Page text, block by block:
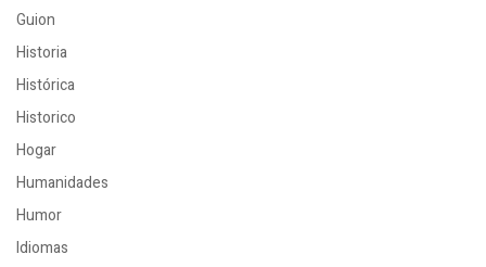
Guion
Historia
Histórica
Historico
Hogar
Humanidades
Humor
Idiomas